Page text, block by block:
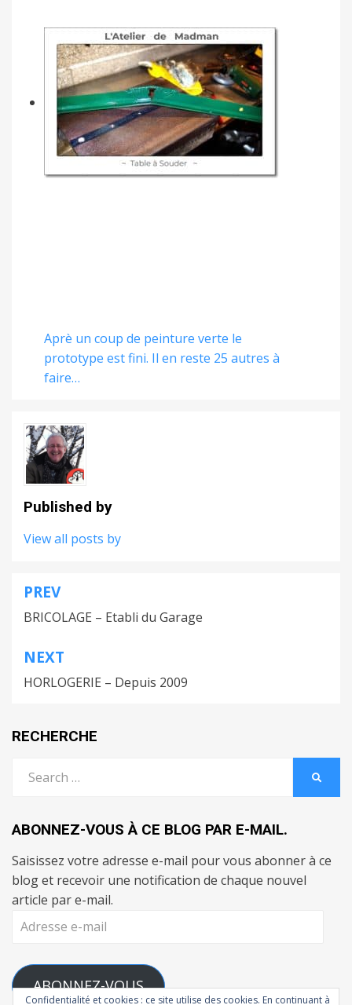
Aprè un coup de peinture verte le
prototype est fini. Il en reste 25 autres à
faire…
Published by
View all posts by
Navigation
de
l’article
PREV
BRICOLAGE – Etabli du Garage
NEXT
HORLOGERIE – Depuis 2009
RECHERCHE
for:
ABONNEZ-VOUS À CE BLOG PAR E-MAIL.
Saisissez votre adresse e-mail pour vous abonner à ce
blog et recevoir une notification de chaque nouvel
article par e-mail.
Adresse
ABONNEZ-VOUS
Confidentialité et cookies : ce site utilise des cookies. En continuant à